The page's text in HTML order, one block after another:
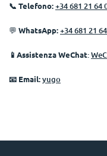
📞 Telefono:+34 681 21 64
💬 WhatsApp:+34 681 21
📱Assistenza WeChat:
📧 Email:yugo